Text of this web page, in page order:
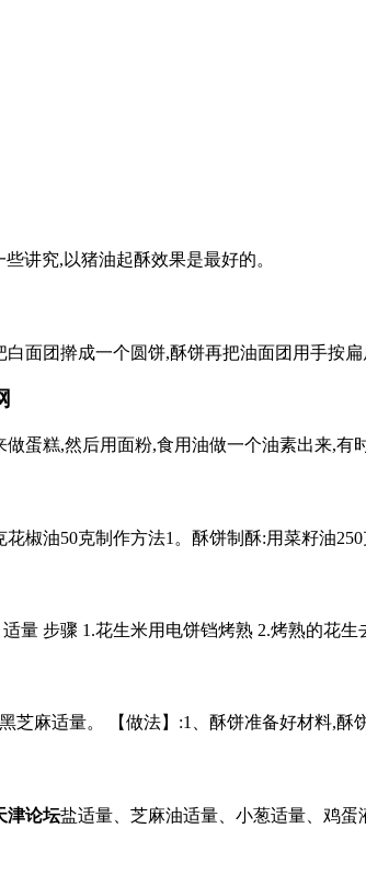
讲究,以猪油起酥效果是最好的。
面团擀成一个圆饼,酥饼再把油面团用手按
蛋糕,然后用面粉,食用油做一个油素出来,有
椒油50克制作方法1。酥饼制酥:用菜籽油
量 步骤 1.花生米用电饼铛烤熟 2.烤熟的花生
芝麻适量。 【做法】:1、酥饼准备好材料,酥
津论坛盐适量、芝麻油适量、小葱适量、鸡蛋